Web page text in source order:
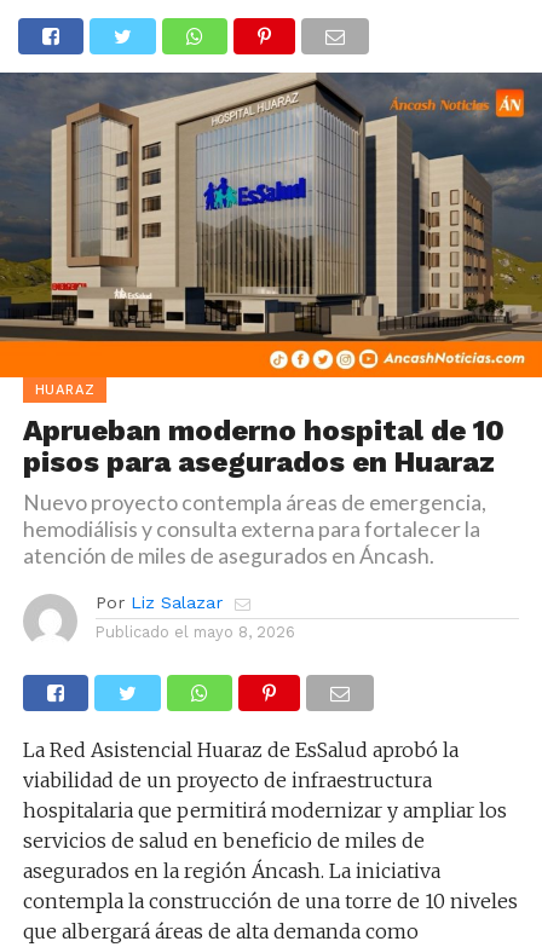
HUARAZ
Aprueban moderno hospital de 10
pisos para asegurados en Huaraz
Nuevo proyecto contempla áreas de emergencia,
hemodiálisis y consulta externa para fortalecer la
atención de miles de asegurados en Áncash.
Por Liz Salazar
Publicado el mayo 8, 2026
La Red Asistencial Huaraz de EsSalud aprobó la
viabilidad de un proyecto de infraestructura
hospitalaria que permitirá modernizar y ampliar los
servicios de salud en beneficio de miles de
asegurados en la región Áncash. La iniciativa
contempla la construcción de una torre de 10 niveles
que albergará áreas de alta demanda como